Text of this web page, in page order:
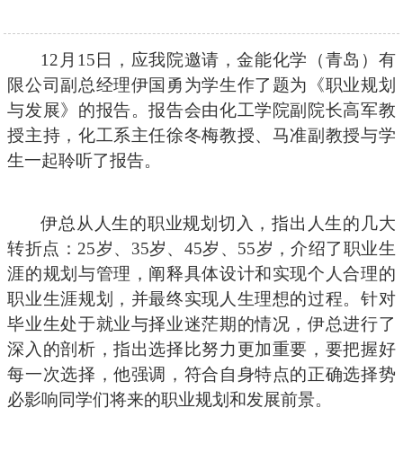
12 月 15 日， 应我院邀请，金能化学（青岛）有
限公司副总经理伊国勇为学生作了题为 《职业规划
与发展》 的报告。报告会由化工学院副 院长高军教
授主持， 化工系主任徐冬梅教授、 马准副教授与学
生一起聆听了报告。
伊总从人生的职业规划切入，指出 人生的几大
转折点 ：25岁、 35岁、 45岁、 55岁，介绍了职业生
涯的规划与管理， 阐释具体设计和实现个人合理的
职业生涯规划， 并最终实现人生理想的过程。 针对
毕业生处于就业与择业迷茫期的情况 ，伊总进行了
深入 的剖析 ，指出选择比努力更加重要 ， 要把握好
每一次选择，他强调，符合自身特点的正确选择势
必影响同学们将来的职业规划和发展前景。